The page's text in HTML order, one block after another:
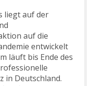
liegt auf der
auf die
entwickelt
läuft bis Ende des
in Deutschland.